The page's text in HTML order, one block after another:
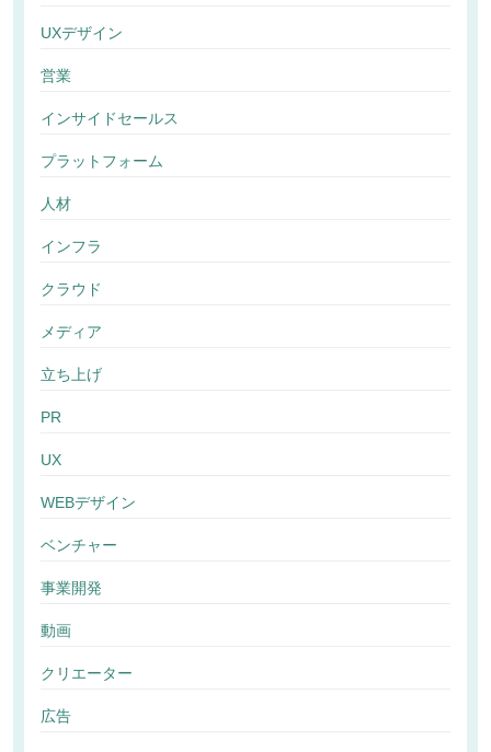
UXデザイン
営業
インサイドセールス
プラットフォーム
人材
インフラ
クラウド
メディア
立ち上げ
PR
UX
WEBデザイン
ベンチャー
事業開発
動画
クリエーター
広告